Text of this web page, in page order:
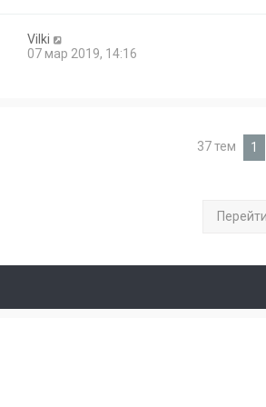
Vilki
07 мар 2019, 14:16
37 тем 1
Перейти